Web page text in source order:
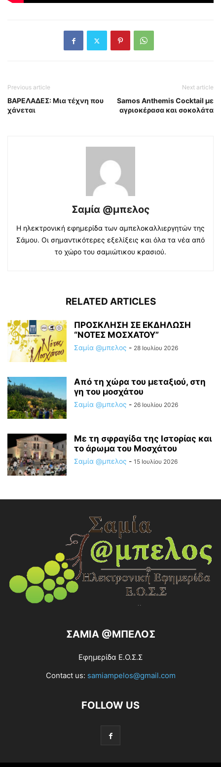
Previous article
ΒΑΡΕΛΑΔΕΣ: Μια τέχνη που
χάνεται
Next article
Samos Anthemis Cocktail με
αγριοκέρασα και σοκολάτα
Σαμία @μπελος
Η ηλεκτρονική εφημερίδα των αμπελοκαλλιεργητών της
Σάμου. Οι σημαντικότερες εξελίξεις και όλα τα νέα από
το χώρο του σαμιώτικου κρασιού.
RELATED ARTICLES
ΠΡΟΣΚΛΗΣΗ ΣΕ ΕΚΔΗΛΩΣΗ
“ΝΟΤΕΣ ΜΟΣΧΑΤΟΥ”
Σαμία @μπελος - 28 Ιουλίου 2026
Από τη χώρα του μεταξιού, στη
γη του μοσχάτου
Σαμία @μπελος - 26 Ιουλίου 2026
Με τη σφραγίδα της Ιστορίας και
το άρωμα του Μοσχάτου
Σαμία @μπελος - 15 Ιουλίου 2026
ΣΑΜΙΑ @ΜΠΕΛΟΣ
Εφημερίδα Ε.Ο.Σ.Σ
Contact us: samiampelos@gmail.com
FOLLOW US